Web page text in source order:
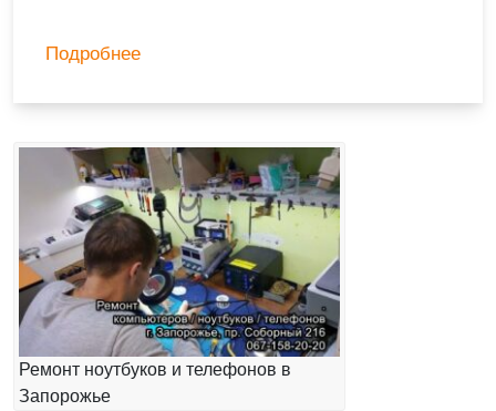
Подробнее
Ремонт ноутбуков и телефонов в
Запорожье